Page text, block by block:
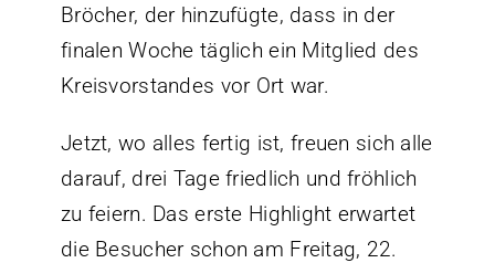
Bröcher, der hinzufügte, dass in der
finalen Woche täglich ein Mitglied des
Kreisvorstandes vor Ort war.
Jetzt, wo alles fertig ist, freuen sich alle
darauf, drei Tage friedlich und fröhlich
zu feiern. Das erste Highlight erwartet
die Besucher schon am Freitag, 22.